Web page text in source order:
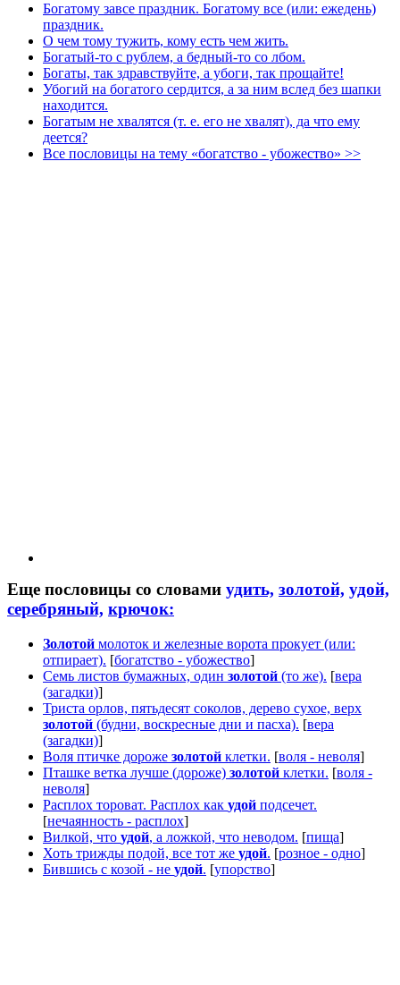
Богатому завсе праздник. Богатому все (или: ежедень)
праздник.
О чем тому тужить, кому есть чем жить.
Богатый-то с рублем, а бедный-то со лбом.
Богаты, так здравствуйте, а убоги, так прощайте!
Убогий на богатого сердится, а за ним вслед без шапки
находится.
Богатым не хвалятся (т. е. его не хвалят), да что ему
деется?
Все пословицы на тему «богатство - убожество» >>
Еще пословицы со словами удить, золотой, удой,
серебряный, крючок:
Золотой молоток и железные ворота прокует (или:
отпирает). [богатство - убожество]
Семь листов бумажных, один золотой (то же). [вера
(загадки)]
Триста орлов, пятьдесят соколов, дерево сухое, верх
золотой (будни, воскресные дни и пасха). [вера
(загадки)]
Воля птичке дороже золотой клетки. [воля - неволя]
Пташке ветка лучше (дороже) золотой клетки. [воля -
неволя]
Расплох тороват. Расплох как удой подсечет.
[нечаянность - расплох]
Вилкой, что удой, а ложкой, что неводом. [пища]
Хоть трижды подой, все тот же удой. [розное - одно]
Бившись с козой - не удой. [упорство]